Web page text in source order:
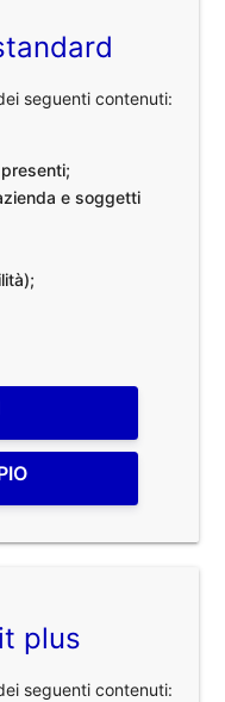
seguenti contenuti:
e soggetti
plus
seguenti contenuti: